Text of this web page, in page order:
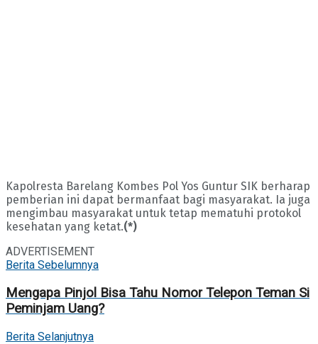
Kapolresta Barelang Kombes Pol Yos Guntur SIK berharap
pemberian ini dapat bermanfaat bagi masyarakat. Ia juga
mengimbau masyarakat untuk tetap mematuhi protokol
kesehatan yang ketat.(*)
ADVERTISEMENT
Berita Sebelumnya
Mengapa Pinjol Bisa Tahu Nomor Telepon Teman Si
Peminjam Uang?
Berita Selanjutnya